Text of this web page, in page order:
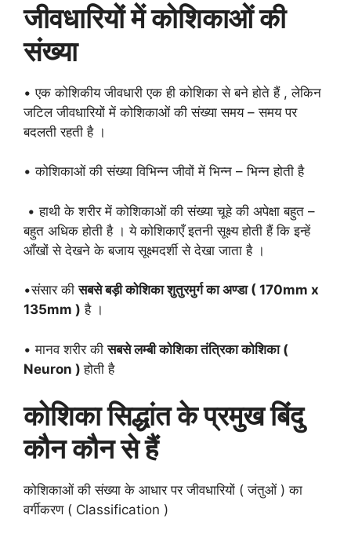
जीवधारियों में कोशिकाओं की
संख्या
• एक कोशिकीय जीवधारी एक ही कोशिका से बने होते हैं , लेकिन
जटिल जीवधारियों में कोशिकाओं की संख्या समय – समय पर
बदलती रहती है ।
• कोशिकाओं की संख्या विभिन्न जीवों में भिन्न – भिन्न होती है
• हाथी के शरीर में कोशिकाओं की संख्या चूहे की अपेक्षा बहुत –
बहुत अधिक होती है । ये कोशिकाएँ इतनी सूक्ष्य होती हैं कि इन्हें
आँखों से देखने के बजाय सूक्ष्मदर्शी से देखा जाता है ।
•संसार कीसबसे बड़ी कोशिका शुतुरमुर्ग का अण्डा ( 170mm x
135mm ) है ।
• मानव शरीर कीसबसे लम्बी कोशिका तंत्रिका कोशिका (
Neuron )होती है
कोशिका सिद्धांत के प्रमुख बिंदु
कौन कौन से हैं
कोशिकाओं की संख्या के आधार पर जीवधारियों ( जंतुओं ) का
वर्गीकरण ( Classification )